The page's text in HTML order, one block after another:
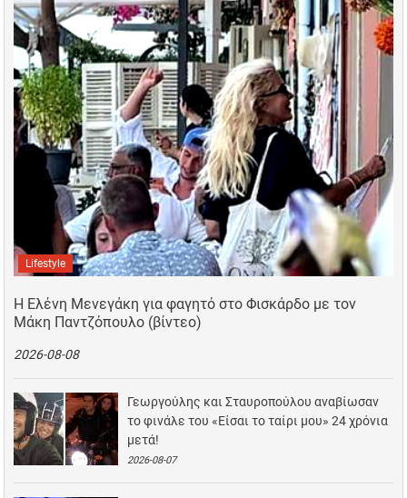
Lifestyle
Η Ελένη Μενεγάκη για φαγητό στο Φισκάρδο με τον
Μάκη Παντζόπουλο (βίντεο)
2026-08-08
Γεωργούλης και Σταυροπούλου αναβίωσαν
το φινάλε του «Είσαι το ταίρι μου» 24 χρόνια
μετά!
2026-08-07